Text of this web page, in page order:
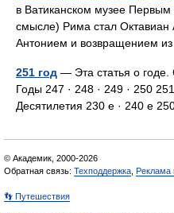
в Ватиканском музее
смысле) Рима стал Октавиан
Антонием и возвращением
251 год — Эта статья о годе.
Годы 247 · 248 · 249 · 250
Десятилетия 230 е · 240 е
© Академик, 2000-2026
Обратная связь: Техподдержка Реклама
👣 Путешествия